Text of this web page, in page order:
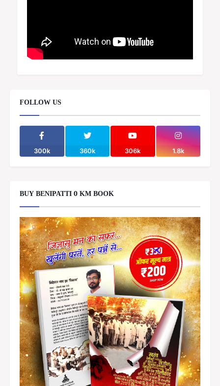
FOLLOW US
300k 360k 306k 1.8k
BUY BENIPATTI 0 KM BOOK